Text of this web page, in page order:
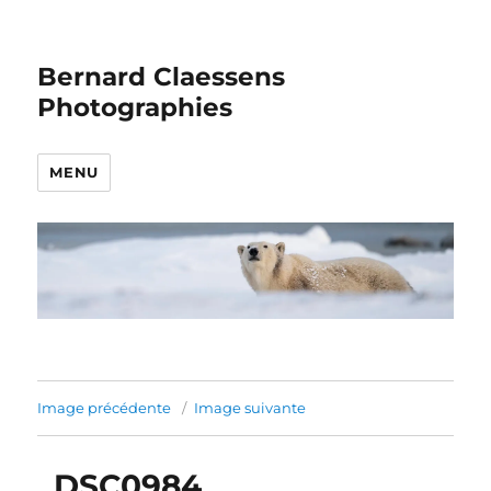
Bernard Claessens
Photographies
MENU
Image précédente Image suivante